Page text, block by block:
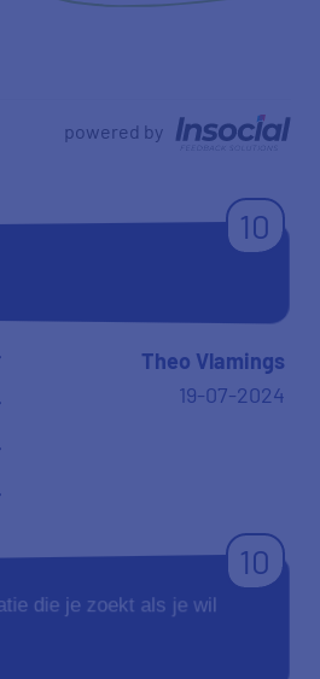
powered by
10
Theo Vlamings
19-07-2024
10
die je zoekt als je wil